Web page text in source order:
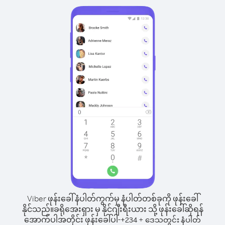
Viber ဖုန်းခေါ်နံပါတ်ကွက်မှ နံပါတ်တစ်ခုကို ဖုန်းခေါ်
နိုင်သည်။ခရိုအေးရှား မှ နိုင်ဂျီးရီးယား သို့ ဖုန်းခေါ်ဆိုရန်
အောက်ပါအတိုင်း ဖုန်းခေါ်ပါ-+234 + ဒေသတွင်း နံပါတ်